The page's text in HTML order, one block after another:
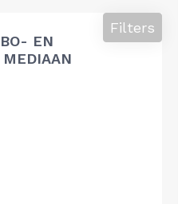
EN
Filters